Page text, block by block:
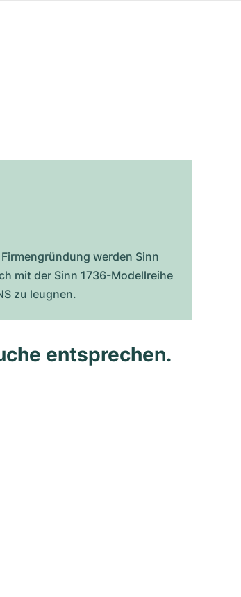
werden Sinn
mit der Sinn 1736-Modellreihe
zu leugnen.
entsprechen.